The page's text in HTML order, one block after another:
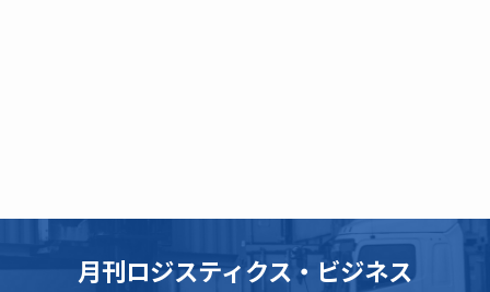
月刊ロジスティクス・ビジネス